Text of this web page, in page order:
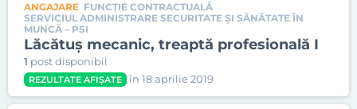
ANGAJARE FUNCȚIE CONTRACTUALĂ
SERVICIUL ADMINISTRARE SECURITATE ŞI SĂNĂTATE ÎN
MUNCĂ – PSI
Lăcătuş mecanic, treaptă profesională I
1 post disponibil
REZULTATE AFIȘATE în 18 aprilie 2019